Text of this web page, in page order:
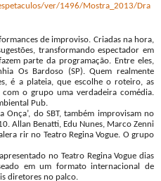
ver/1496/Mostra_2013/Dra
de improviso. Criadas na hora,
transformando espectador em
parte da programação.
Entre eles,
Os Bardoso (SP). Quem realmente
é a plateia, que escolhe o roteiro, as
o grupo uma verdadeira comédia.
Pub.
Onça’, do SBT, também improvisam no
Allan Benatti, Edu Nunes, Marco Zenni
rir no Teatro Regina Vogue. O grupo
apresentado no Teatro Regina Vogue dias
em um formato internacional de
diretores no palco.